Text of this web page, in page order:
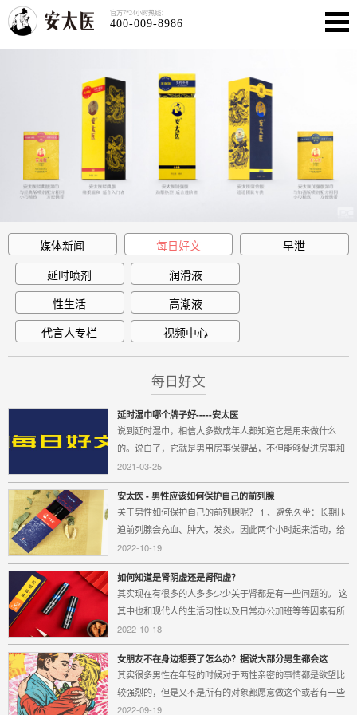
官方7*24小时热线：
400-009-8986
媒体新闻 每日好文
早泄
延时喷剂
润滑液
性生活
高潮液
代言人专栏
视频中心
每日好文
延时湿巾哪个牌子好-----安太医
说到延时湿巾，相信大多数成年人都知道它是用来做什么
的。说白了，它就是男用房事保健品，不但能够促进房事和
谐，还可以恢复男人的雄风。但市场上出现的延时湿巾品牌
较多，令人眼花缭乱，那么延时湿巾哪个牌子好...
2021-03-25
安太医 - 男性应该如何保护自己的前列腺
关于男性如何保护自己的前列腺呢？ 1 、避免久坐：长期压
迫前列腺会充血、肿大，发炎。因此两个小时起来活动，给
前列腺减压。 2 、避免憋尿：膀胱过度充盈，尿道括约肌过
度收缩、痉挛，使控制排尿肌肉协同的作用...
2022-10-19
如何知道是肾阴虚还是肾阳虚？
其实现在有很多的人多多少少关于肾都是有一些问题的。 这
其中也和现代人的生活习性以及日常办公加班等等因素有所
关联的。 肾是男性最重要的器官之一，肾阴虚、肾阳虚统称
为肾虚，但它们还是有区别的： 肾阴虚的人...
2022-10-18
女朋友不在身边想要了怎么办？据说大部分男生都会这
样……（安太医）
其实很多男性在年轻的时候对于两性亲密的事情都是欲望比
较强烈的，但是又不是所有的对象都愿意做这个或者有一些
女朋友不在身边。那这个可能有些定力不强的男性就会发生
2022-09-19